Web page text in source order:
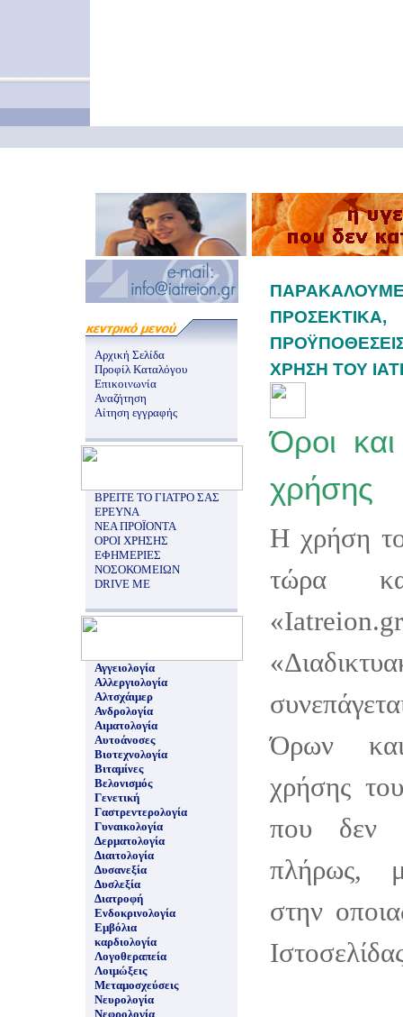
Αρχική Σελίδα
Προφίλ Καταλόγου
Επικοινωνία
Αναζήτηση
Αίτηση εγγραφής
ΒΡΕΙΤΕ ΤΟ ΓΙΑΤΡΟ ΣΑΣ
ΕΡΕΥΝΑ
ΝΕΑ ΠΡΟΪΟΝΤΑ
ΟΡΟΙ ΧΡΗΣΗΣ
ΕΦΗΜΕΡΙΕΣ
ΝΟΣΟΚΟΜΕΙΩΝ
DRIVE ME
Αγγειολογία
Αλλεργιολογία
Αλτσχάιμερ
Ανδρολογία
Αιματολογία
Αυτοάνοσες
Βιοτεχνολογία
Βιταμίνες
Βελονισμός
Γενετική
Γαστρεντερολογία
Γυναικολογία
Δερματολογία
Διαιτολογία
Δυσανεξία
Δυσλεξία
Διατροφή
Ενδοκρινολογία
Εμβόλια
καρδιολογία
Λογοθεραπεία
Λοιμώξεις
Μεταμοσχεύσεις
Νευρολογία
Νεφρολογία
ΧΡΗΣΗ ΤΟΥ
Όροι
χρήσης
Η χρήση
τώρα
Όρων
χρήσης
που δεν
πλήρως,
στην